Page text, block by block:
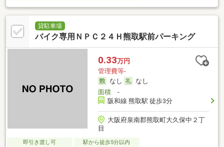
貸駐車場
バイク専用ＮＰＣ２４Ｈ熊取駅前パーキング
0.33万円
管理費等-
なし
なし
面積-
阪和線 熊取駅 徒歩3分
大阪府泉南郡熊取町大久保中２丁
目
即引き渡し可 駅から徒歩5分以内